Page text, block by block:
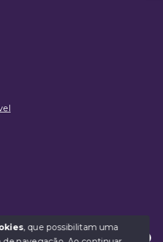
, que possibilitam uma